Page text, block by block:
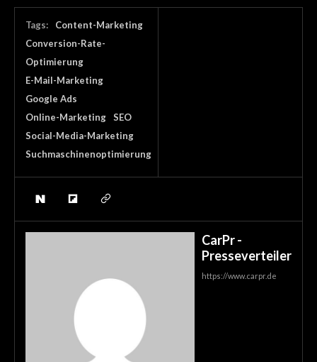
Tags:
Content-Marketing
Conversion-Rate-
Optimierung
E-Mail-Marketing
Google Ads
Online-Marketing
SEO
Social-Media-Marketing
Suchmaschinenoptimierung
CarPr -
Presseverteiler
https://www.carpr.de